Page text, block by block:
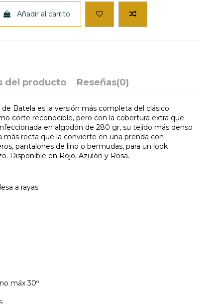
Añadir al carrito
del producto Reseñas(0)
Batela es la versión más completa del clásico
corte reconocible, pero con la cobertura extra que
en algodón de 280 gr, su tejido más denso
más recta que la convierte en una prenda con
pantalones de lino o bermudas, para un look
Disponible en Rojo, Azulón y Rosa.
a rayas
máx 30º